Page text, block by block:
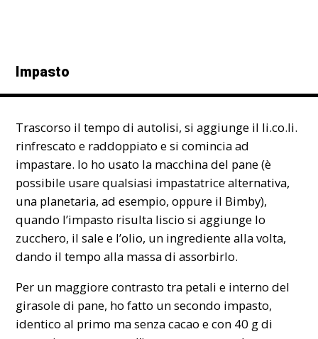
Impasto
Trascorso il tempo di autolisi, si aggiunge il li.co.li.
rinfrescato e raddoppiato e si comincia ad
impastare. Io ho usato la macchina del pane (è
possibile usare qualsiasi impastatrice alternativa,
una planetaria, ad esempio, oppure il Bimby),
quando l’impasto risulta liscio si aggiunge lo
zucchero, il sale e l’olio, un ingrediente alla volta,
dando il tempo alla massa di assorbirlo.
Per un maggiore contrasto tra petali e interno del
girasole di pane, ho fatto un secondo impasto,
identico al primo ma senza cacao e con 40 g di